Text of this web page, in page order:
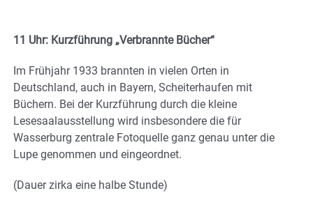
11 Uhr: Kurzführung „Verbrannte Bücher“
Im Frühjahr 1933 brannten in vielen Orten in
Deutschland, auch in Bayern, Scheiterhaufen mit
Büchern. Bei der Kurzführung durch die kleine
Lesesaalausstellung wird insbesondere die für
Wasserburg zentrale Fotoquelle ganz genau unter die
Lupe genommen und eingeordnet.
(Dauer zirka eine halbe Stunde)